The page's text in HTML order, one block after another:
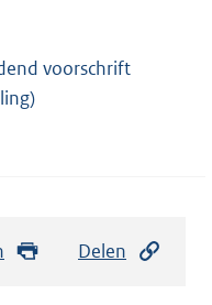
voorschrift
Delen